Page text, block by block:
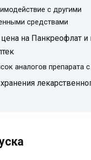
с другими
средствами
на Панкреофлат и
аналогов препарата